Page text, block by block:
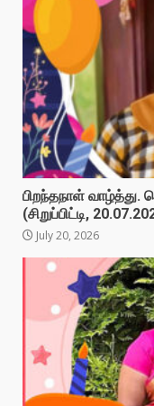
பிறந்தநாள் வாழ்த்து.
(சிறுப்பிட்டி,
July 20, 2026